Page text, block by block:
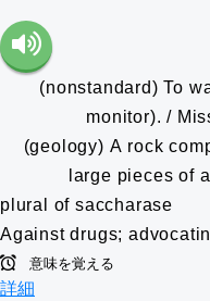
(nonstandard) To
monitor). /
(geology) A rock
large pieces of
plural of saccharase
Against drugs;
意味を覚える
詳細